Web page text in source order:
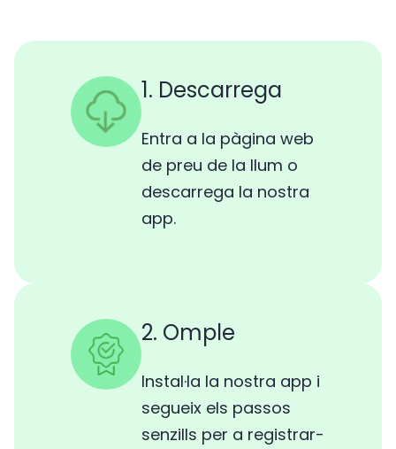
1. Descarrega
Entra a la pàgina web
de preu de la llum o
descarrega la nostra
app.
2. Omple
Instal·la la nostra app i
segueix els passos
senzills per a registrar-